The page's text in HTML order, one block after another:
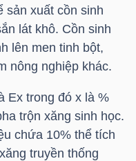
sản xuất cồn sinh
lát khô. Cồn sinh
lên men tinh bột,
nông nghiệp khác.
Ex trong đó x là %
trộn xăng sinh học.
chứa 10% thể tích
truyền thống